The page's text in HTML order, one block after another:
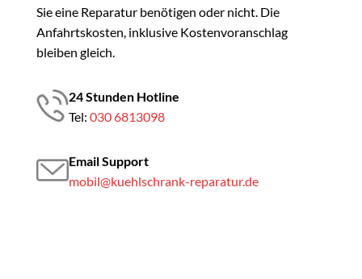
Sie eine Reparatur benötigen oder nicht. Die
Anfahrtskosten, inklusive Kostenvoranschlag
bleiben gleich.
24 Stunden Hotline
Tel: 030 6813098
Email Support
mobil@kuehlschrank-reparatur.de